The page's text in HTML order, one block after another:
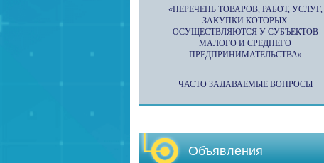
«ПЕРЕЧЕНЬ ТОВАРОВ, РАБОТ, УСЛУГ,
ЗАКУПКИ КОТОРЫХ
ОСУЩЕСТВЛЯЮТСЯ У СУБЪЕКТОВ
МАЛОГО И СРЕДНЕГО
ПРЕДПРИНИМАТЕЛЬСТВА»
ЧАСТО ЗАДАВАЕМЫЕ ВОПРОСЫ
Объявления